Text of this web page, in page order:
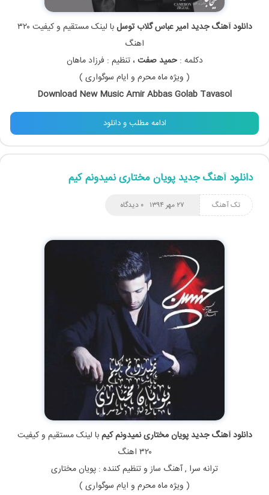
دانلود آهنگ جدید امیر عباس گلاب توسل
با لینک مستقیم و کیفیت ۳۲۰
اهنگ
دکلمه :حمید صفت، تنظیم : فرزاد ماهان
( ویژه ماه محرم و ایام سوگواری )
Download New Music Amir Abbas Golab Tavasol
ادامه مطلب و دانلود
دانلود آهنگ جدید پویان مختاری نمیدونم کیم
تک آهنگ ۰ دیدگاه ۲۷ مهر ۱۳۹۴
دانلود آهنگ جدید پویان مختاری نمیدونم کیمبا لینک مستقیم و کیفیت
۳۲۰ اهنگ
ترانه سرا , آهنگ ساز و تنظیم کننده : پویان مختاری
( ویژه ماه محرم و ایام سوگواری )